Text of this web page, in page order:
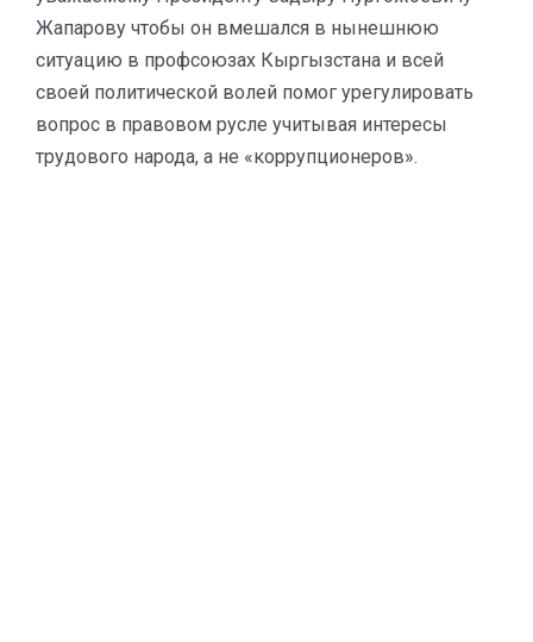
Жапарову чтобы он вмешался в нынешнюю
ситуацию в профсоюзах Кыргызстана и всей
своей политической волей помог урегулировать
вопрос в правовом русле учитывая интересы
трудового народа, а не «коррупционеров».